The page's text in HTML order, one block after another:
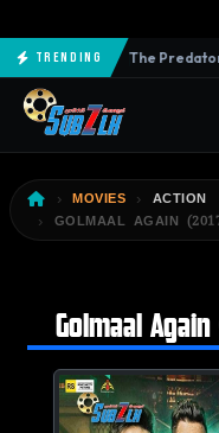
Trending
NEW The Predator
MOVIES
ACTION
GOLMAAL AGAIN
Golmaal